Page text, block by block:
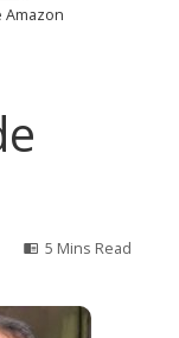
Amazon
5 Mins Read